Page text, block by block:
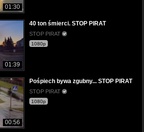
01:30
01:39
40 ton śmierci. STOP PIRAT
STOP PIRAT
1080p
00:56
Pośpiech bywa zgubny... STOP PIRAT
STOP PIRAT
1080p